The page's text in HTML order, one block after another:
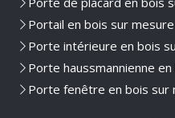
Portail en bois sur mesure
Porte intérieure en bois
Porte haussmannienne
Porte fenêtre en bois sur